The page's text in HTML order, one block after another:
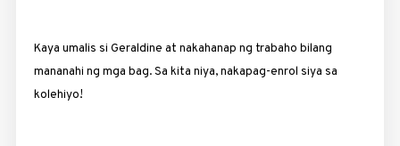
Kaya umalis si Geraldine at nakahanap ng trabaho bilang
mananahi ng mga bag. Sa kita niya, nakapag-enrol siya sa
kolehiyo!